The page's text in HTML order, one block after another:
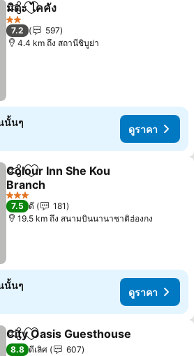
แชร์ เพิ่มในรายการโปรด
มิตะ ไคคัง
2 ดาว
7.2
597
4.4 km ถึง สถานีชิบูย่า
นั้นๆ
ดูราคา
แชร์ เพิ่มในรายการโปรด
Colour Inn She Kou
Branch
ดูราคา
3 ดาว
7.5 ดี
181
19.5 km ถึง สนามบินนานาชาติฮ่องกง
นั้นๆ
ดูราคา
แชร์ เพิ่มในรายการโปรด
City Oasis Guesthouse
8.8 ดีเลิศ
607